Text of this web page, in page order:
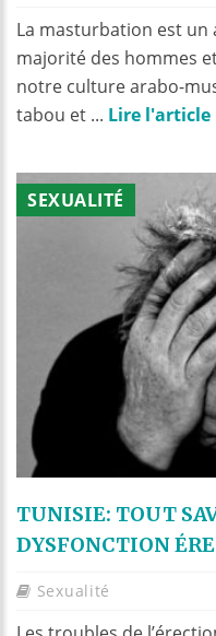
La masturbation est
majorité des hommes
notre culture arabo-
tabou et ... Lire l'article
SEXUALITÉ
TUNISIE: TOUT
DYSFONCTION
Sexualité